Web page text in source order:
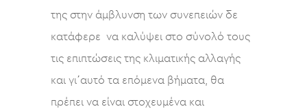
της στην άμβλυνση των συνεπειών δε
κατάφερε να καλύψει στο σύνολό τους
τις επιπτώσεις της κλιματικής αλλαγής
και γι΄αυτό τα επόμενα βήματα, θα
πρέπει να είναι στοχευμένα και